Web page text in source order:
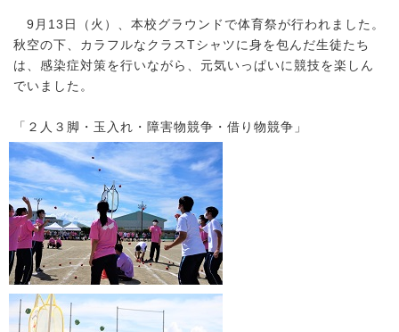
9月13日（火）、本校グラウンドで体育祭が行われました。
秋空の下、カラフルなクラスTシャツに身を包んだ生徒たち
は、感染症対策を行いながら、元気いっぱいに競技を楽しん
でいました。
「２人３脚・玉入れ・障害物競争・借り物競争」